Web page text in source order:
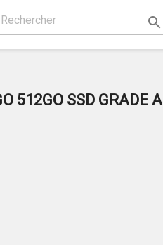

512GO SSD GRADE A